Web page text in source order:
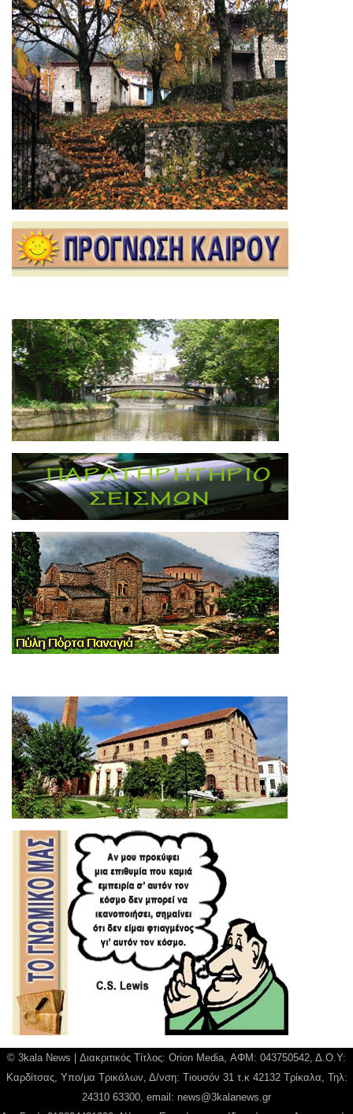
© 3kala News | Διακριτικός Τίτλος: Orion Media, ΑΦΜ: 043750542, Δ.Ο.Υ:
Καρδίτσας, Υπο/μα Τρικάλων, Δ/νση: Τιουσόν 31 τ.κ 42132 Τρίκαλα, Τηλ:
24310 63300, email: news@3kalanews.gr